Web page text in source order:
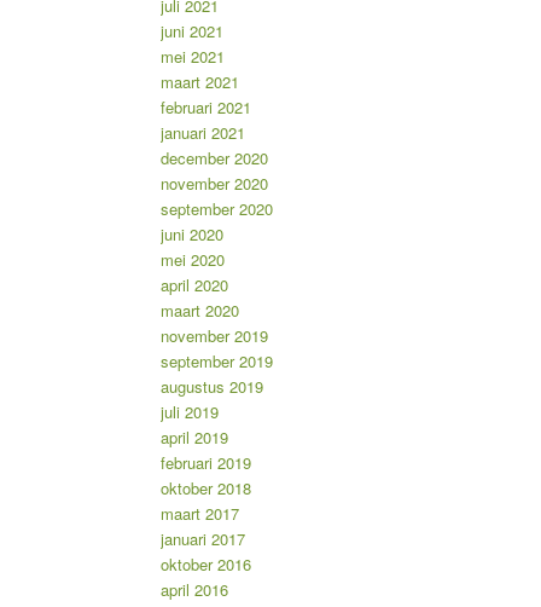
juli 2021
juni 2021
mei 2021
maart 2021
februari 2021
januari 2021
december 2020
november 2020
september 2020
juni 2020
mei 2020
april 2020
maart 2020
november 2019
september 2019
augustus 2019
juli 2019
april 2019
februari 2019
oktober 2018
maart 2017
januari 2017
oktober 2016
april 2016